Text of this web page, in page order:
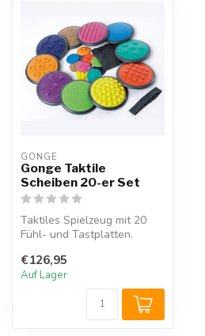
GONGE
Gonge Taktile
Scheiben 20-er Set
Taktiles Spielzeug mit 20
Fühl- und Tastplatten.
unterschie...
€126,95
Auf Lager